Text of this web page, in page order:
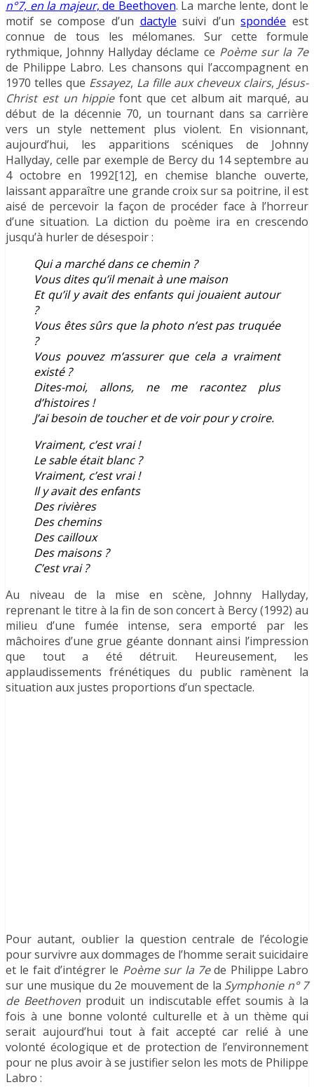
n°7, en la majeur, de Beethoven. La marche lente, dont le
motif se compose d’un dactyle suivi d’unspondée est
connue de tous les mélomanes. Sur cette formule
rythmique, Johnny Hallyday déclame ce Poème sur la 7e
de Philippe Labro. Les chansons qui l’accompagnent en
1970 telles que Essayez, La fille aux cheveux clairs, Jésus-
Christ est un hippiefont que cet album ait marqué, au
début de la décennie 70, un tournant dans sa carrière
vers un style nettement plus violent. En visionnant,
aujourd’hui, les apparitions scéniques de Johnny
Hallyday, celle par exemple de Bercy du 14 septembre au
4 octobre en 1992[12], en chemise blanche ouverte,
laissant apparaître une grande croix sur sa poitrine, il est
aisé de percevoir la façon de procéder face à l’horreur
d’une situation. La diction du poème ira en crescendo
jusqu’à hurler de désespoir :
Qui a marché dans ce chemin ?
Vous dites qu’il menait à une maison
Et qu’il y avait des enfants qui jouaient autour
?
Vous êtes sûrs que la photo n’est pas truquée
?
Vous pouvez m’assurer que cela a vraiment
existé ?
Dites-moi, allons, ne me racontez plus
d’histoires !
J’ai besoin de toucher et de voir pour y croire.
Vraiment, c’est vrai !
Le sable était blanc ?
Vraiment, c’est vrai !
Il y avait des enfants
Des rivières
Des chemins
Des cailloux
Des maisons ?
C’est vrai ?
Au niveau de la mise en scène, Johnny Hallyday,
reprenant le titre à la fin de son concert à Bercy (1992) au
milieu d’une fumée intense, sera emporté par les
mâchoires d’une grue géante donnant ainsi l’impression
que tout a été détruit. Heureusement, les
applaudissements frénétiques du public ramènent la
situation aux justes proportions d’un spectacle.
Pour autant, oublier la question centrale de l’écologie
pour survivre aux dommages de l’homme serait suicidaire
et le fait d’intégrer le Poème sur la 7ede Philippe Labro
sur une musique du 2e mouvement de la Symphonie n° 7
de Beethovenproduit un indiscutable effet soumis à la
fois à une bonne volonté culturelle et à un thème qui
serait aujourd’hui tout à fait accepté car relié à une
volonté écologique et de protection de l’environnement
pour ne plus avoir à se justifier selon les mots de Philippe
Labro :